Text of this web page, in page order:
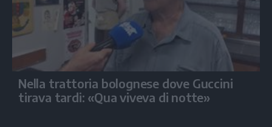
Nella trattoria bolognese dove Guccini
tirava tardi: «Qua viveva di notte»